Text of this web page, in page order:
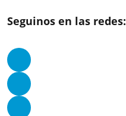
Seguinos en las redes: